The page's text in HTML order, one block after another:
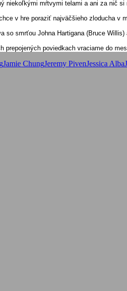
niekoľkými mŕtvymi telami a ani za nič
v hre poraziť najväčšieho zloducha
so smrťou Johna Hartigana (Bruce
poviedkach vraciame do
Jamie ChungJeremy PivenJessica Alba